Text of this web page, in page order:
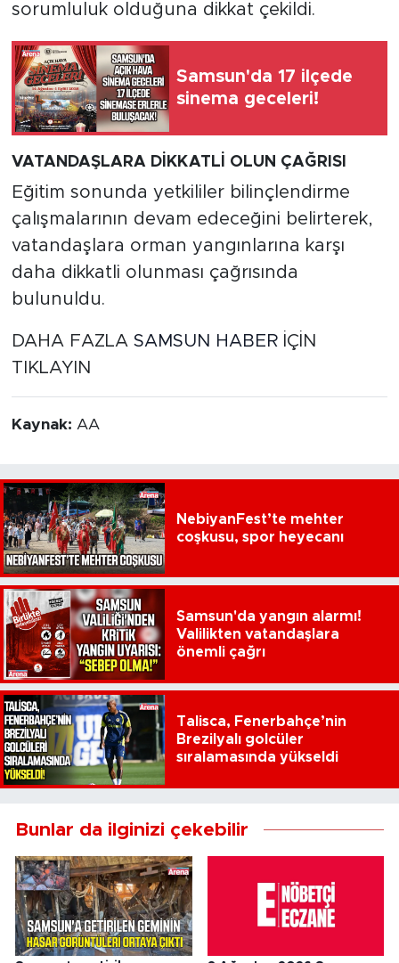
sorumluluk olduğuna dikkat çekildi.
Samsun'da 17 ilçede
sinema geceleri!
VATANDAŞLARA DİKKATLİ OLUN ÇAĞRISI
Eğitim sonunda yetkililer bilinçlendirme
çalışmalarının devam edeceğini belirterek,
vatandaşlara orman yangınlarına karşı
daha dikkatli olunması çağrısında
bulunuldu.
DAHA FAZLASAMSUN HABER İÇİN
TIKLAYIN
Kaynak: AA
NebiyanFest’te mehter
coşkusu, spor heyecanı
Samsun'da yangın alarmı!
Valilikten vatandaşlara
önemli çağrı
Talisca, Fenerbahçe’nin
Brezilyalı golcüler
sıralamasında yükseldi
Bunlar da ilginizi çekebilir